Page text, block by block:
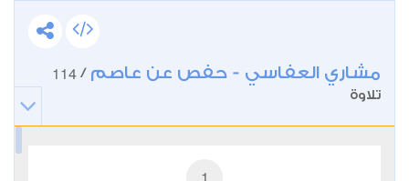
مشاري العفاسي - حفص عن عاصم /
114
تلاوة